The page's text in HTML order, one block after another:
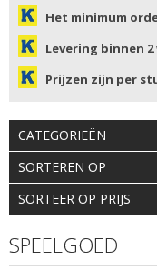
Het minimum
Levering binnen
Prijzen zijn per
CATEGORIEËN
SORTEREN OP
SORTEER OP PRIJS
SPEELGOED